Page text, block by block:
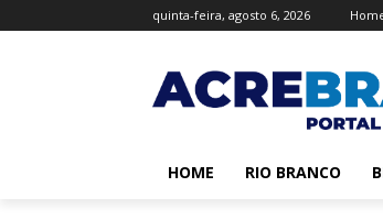
quinta-feira, agosto 6, 2026
HOME RIO BRANCO